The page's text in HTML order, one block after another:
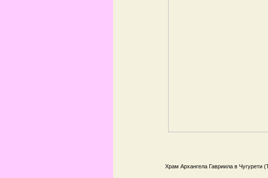
Храм Архангела Гавриила в Чугурети